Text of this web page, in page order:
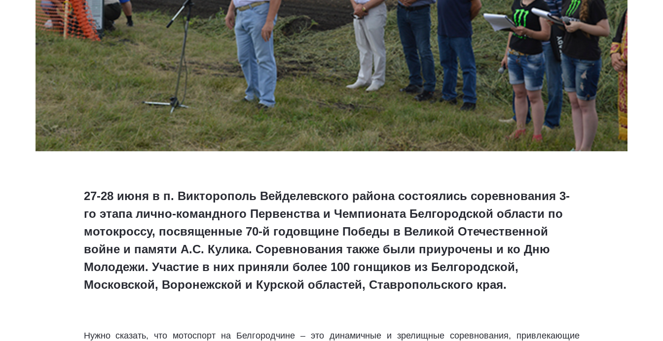
27-28 июня в п. Викторополь Вейделевского района состоялись соревнования 3-
го этапа лично-командного Первенства и Чемпионата Белгородской области по
мотокроссу, посвященные 70-й годовщине Победы в Великой Отечественной
войне и памяти А.С. Кулика. Соревнования также были приурочены и ко Дню
Молодежи. Участие в них приняли более 100 гонщиков из Белгородской,
Московской, Воронежской и Курской областей, Ставропольского края.
Нужно сказать, что мотоспорт на Белгородчине – это динамичные и зрелищные соревнования, привлекающие